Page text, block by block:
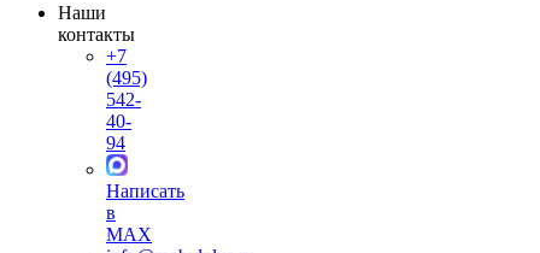
Наши
контакты
+7
(495)
542-
40-
94
Написать
в
MAX